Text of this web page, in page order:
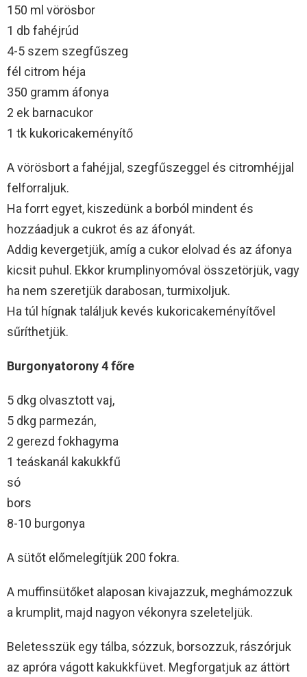
150 ml vörösbor
1 db fahéjrúd
4-5 szem szegfűszeg
fél citrom héja
350 gramm áfonya
2 ek barnacukor
1 tk kukoricakeményítő
A vörösbort a fahéjjal, szegfűszeggel és citromhéjjal
felforraljuk.
Ha forrt egyet, kiszedünk a borból mindent és
hozzáadjuk a cukrot és az áfonyát.
Addig kevergetjük, amíg a cukor elolvad és az áfonya
kicsit puhul. Ekkor krumplinyomóval összetörjük, vagy
ha nem szeretjük darabosan, turmixoljuk.
Ha túl hígnak találjuk kevés kukoricakeményítővel
sűríthetjük.
Burgonyatorony 4 főre
5 dkg olvasztott vaj,
5 dkg parmezán,
2 gerezd fokhagyma
1 teáskanál kakukkfű
só
bors
8-10 burgonya
A sütőt előmelegítjük 200 fokra.
A muffinsütőket alaposan kivajazzuk, meghámozzuk
a krumplit, majd nagyon vékonyra szeleteljük.
Beletesszük egy tálba, sózzuk, borsozzuk, rászórjuk
az apróra vágott kakukkfüvet. Megforgatjuk az áttört